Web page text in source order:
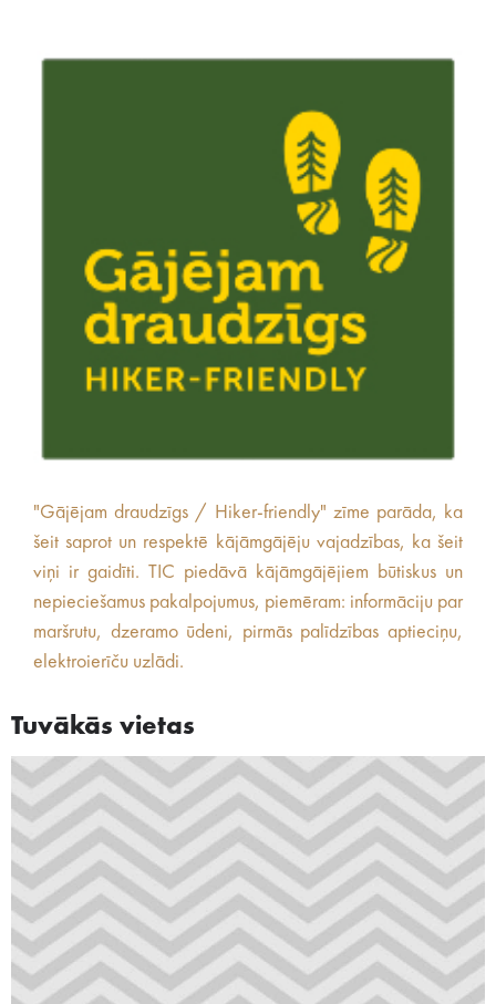
"Gājējam draudzīgs / Hiker-friendly" zīme parāda, ka
šeit saprot un respektē kājāmgājēju vajadzības, ka šeit
viņi ir gaidīti. TIC piedāvā kājāmgājējiem būtiskus un
nepieciešamus pakalpojumus, piemēram: informāciju par
maršrutu, dzeramo ūdeni, pirmās palīdzības aptieciņu,
elektroierīču uzlādi.
Tuvākās vietas